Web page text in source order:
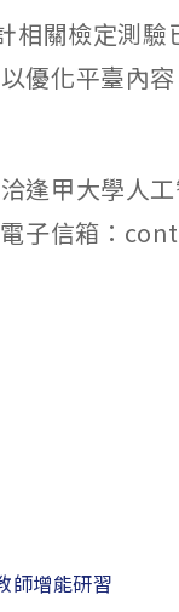
相關檢定測
優化平臺內
逢甲大學人
子信箱：
師增能研習